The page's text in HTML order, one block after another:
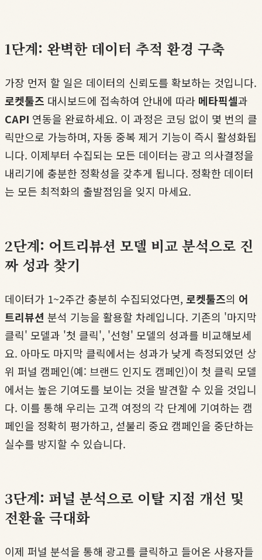
1단계: 완벽한 데이터 추적 환경 구축
가장 먼저 할 일은 데이터의 신뢰도를 확보하는 것입니다.
로켓툴즈 대시보드에 접속하여 안내에 따라 메타픽셀과
CAPI 연동을 완료하세요. 이 과정은 코딩 없이 몇 번의 클
릭만으로 가능하며, 자동 중복 제거 기능이 즉시 활성화됩
니다. 이제부터 수집되는 모든 데이터는 광고 의사결정을
내리기에 충분한 정확성을 갖추게 됩니다. 정확한 데이터
는 모든 최적화의 출발점임을 잊지 마세요.
2단계: 어트리뷰션 모델 비교 분석으로 진
짜 성과 찾기
데이터가 1~2주간 충분히 수집되었다면, 로켓툴즈의 어
트리뷰션 분석 기능을 활용할 차례입니다. 기존의 '마지막
클릭' 모델과 '첫 클릭', '선형' 모델의 성과를 비교해보세
요. 아마도 마지막 클릭에서는 성과가 낮게 측정되었던 상
위 퍼널 캠페인(예: 브랜드 인지도 캠페인)이 첫 클릭 모델
에서는 높은 기여도를 보이는 것을 발견할 수 있을 것입니
다. 이를 통해 우리는 고객 여정의 각 단계에 기여하는 캠
페인을 정확히 평가하고, 섣불리 중요 캠페인을 중단하는
실수를 방지할 수 있습니다.
3단계: 퍼널 분석으로 이탈 지점 개선 및
전환율 극대화
이제 퍼널 분석을 통해 광고를 클릭하고 들어온 사용자들